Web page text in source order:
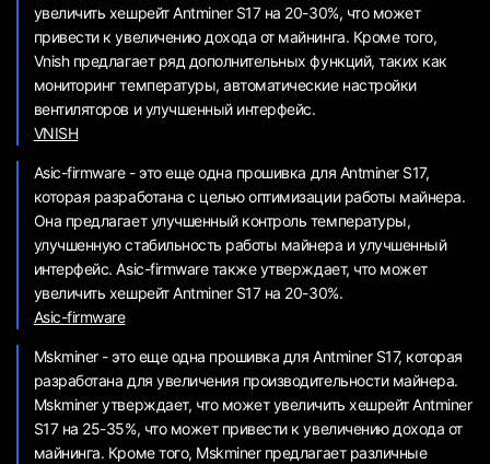
увеличить хешрейт Antminer S17 на 20-30%, что может
привести к увеличению дохода от майнинга. Кроме того,
Vnish предлагает ряд дополнительных функций, таких как
мониторинг температуры, автоматические настройки
вентиляторов и улучшенный интерфейс.
VNISH
Asic-firmware - это еще одна прошивка для Antminer S17,
которая разработана с целью оптимизации работы майнера.
Она предлагает улучшенный контроль температуры,
улучшенную стабильность работы майнера и улучшенный
интерфейс. Asic-firmware также утверждает, что может
увеличить хешрейт Antminer S17 на 20-30%.
Asic-firmware
Mskminer - это еще одна прошивка для Antminer S17, которая
разработана для увеличения производительности майнера.
Mskminer утверждает, что может увеличить хешрейт Antminer
S17 на 25-35%, что может привести к увеличению дохода от
майнинга. Кроме того, Mskminer предлагает различные